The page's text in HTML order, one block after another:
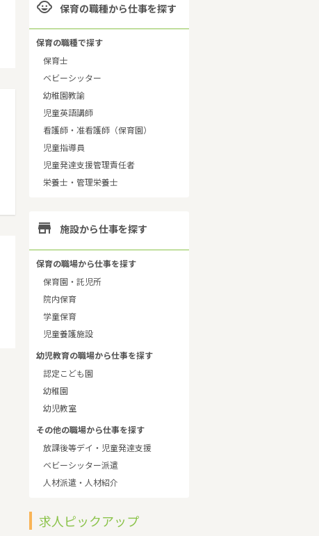
 保育の職種から仕事を探す
保育の職種で探す
保育士
ベビーシッター
幼稚園教諭
児童英語講師
看護師・准看護師（保育園）
児童指導員
児童発達支援管理責任者
栄養士・管理栄養士
 施設から仕事を探す
保育の職場から仕事を探す
保育園・託児所
院内保育
学童保育
児童養護施設
幼児教育の職場から仕事を探す
認定こども園
幼稚園
幼児教室
その他の職場から仕事を探す
放課後等デイ・児童発達支援
ベビーシッター派遣
人材派遣・人材紹介
求人ピックアップ